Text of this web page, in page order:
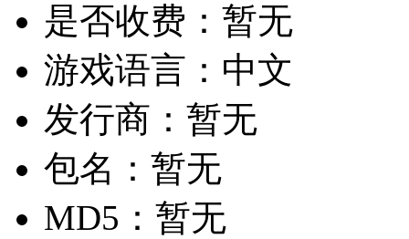
是否收费： 暂无
游戏语言： 中文
发行商： 暂无
包名： 暂无
MD5： 暂无